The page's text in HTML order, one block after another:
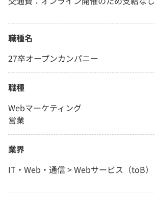
職種名
27卒オープンカンパニー
職種
Webマーケティング
営業
業界
IT・Web・通信 > Webサービス（toB）